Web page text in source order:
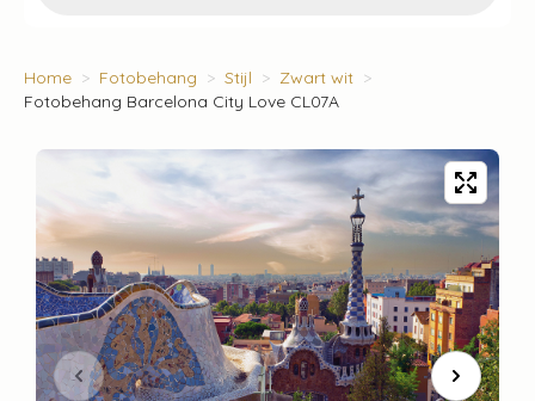
Home Fotobehang Stijl
Zwart wit
Fotobehang Barcelona City Love CL07A